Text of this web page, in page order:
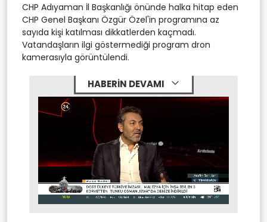
CHP Adıyaman İl Başkanlığı önünde halka hitap eden
CHP Genel Başkanı Özgür Özel'in programına az
sayıda kişi katılması dikkatlerden kaçmadı.
Vatandaşların ilgi göstermediği program dron
kamerasıyla görüntülendi.
HABERİN DEVAMI
Mute Stream